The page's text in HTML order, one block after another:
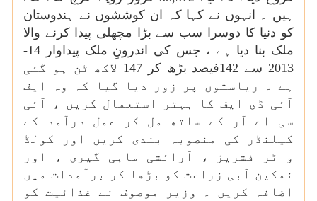
ہیں ۔ انہوں نے کہا کہ ان کوششوں نے ہندوستان
کو دنیا کا دوسرا سب سے بڑا مچھلی پیدا کرنے والا
ملک بنا دیا ہے ، جس کی اندرونِ ملک پیداوار 14-
2013 سے 142فیصد بڑھ کر 147 لاکھ ٹن ہو گئی
ہے ۔ ریاستوں پر زور دیا گیا کہ وہ ایف
آئی ڈی ایف کا بہتر استعمال کریں ، آئی
سی اے آر کے ساتھ مل کر عمل درآمد کے
کیلنڈر کی منصوبہ بندی کریں اور کولڈ
واٹر فشریز ، آرائشی ماہی گیری ، اور
نمکین آبی زراعت کو بڑھا کر برآمدات میں
اضافہ کریں ۔ وزیر موصوف نے غذائیت کو